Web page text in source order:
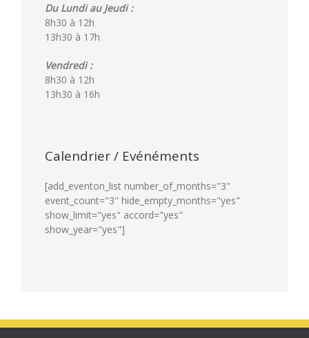
Du Lundi au Jeudi :
8h30 à 12h
13h30 à 17h
Vendredi :
8h30 à 12h
13h30 à 16h
Calendrier / Evénéments
[add_eventon_list number_of_months="3"
event_count="3" hide_empty_months="yes"
show_limit="yes" accord="yes"
show_year="yes"]